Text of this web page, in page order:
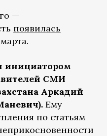
—
появилась
инициатором
СМИ
Аркадий
Ему
по статьям